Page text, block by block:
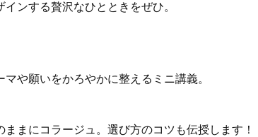
ンする贅沢なひとときをぜひ。
や願いをかろやかに整えるミニ講義。
まにコラージュ。選び方のコツも伝授します